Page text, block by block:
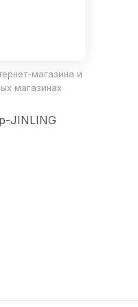
магазина и
магазинах
JINLING